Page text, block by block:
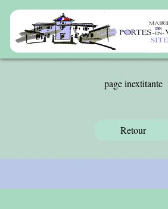
page inextitante
Retour